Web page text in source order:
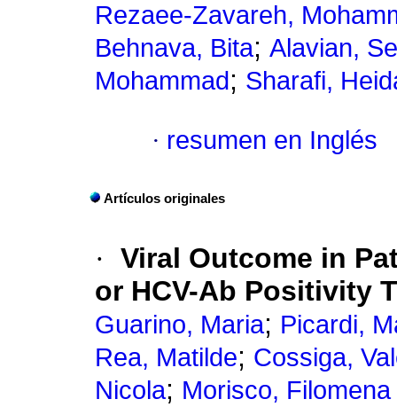
Rezaee-Zavareh,
Behnava, Bita; Alavian,
Mohammad ; Sharafi,
· resumen en Inglés
Artículos originales
· Viral Outcome in
or HCV-Ab Positivity
Guarino, Maria; Picardi,
Rea, Matilde; Cossiga,
Nicola; Morisco, Filomena